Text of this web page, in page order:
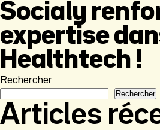
Socialy
expertise
Healthtech !
Rechercher
Rechercher
Articles